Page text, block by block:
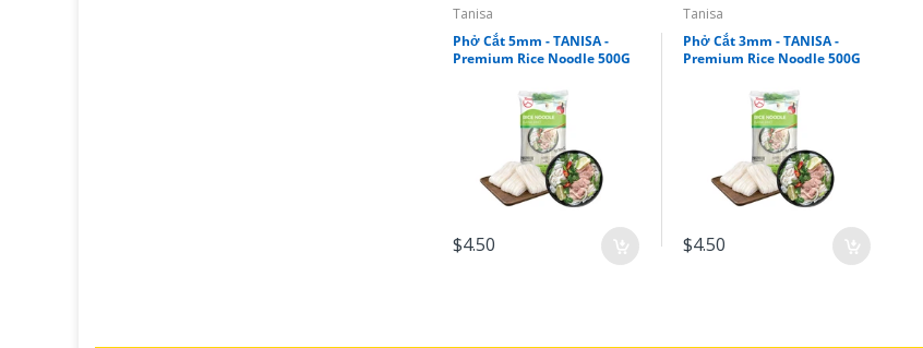
Tanisa
Phở Cắt 5mm - TANISA -
Premium Rice Noodle 500G
$4.50
Tanisa
Phở Cắt 3mm - TANISA -
Premium Rice Noodle 500G
$4.50